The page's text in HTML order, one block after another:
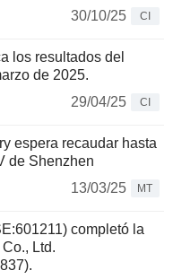
30/10/25
CI
los resultados del
de 2025.
29/04/25
CI
espera recaudar hasta
de Shenzhen
13/03/25
MT
completó la
Ltd.